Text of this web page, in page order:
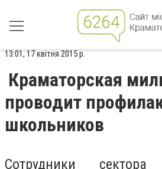
13:01, 17 квітня 2015 р.
Краматорская
проводит
школьников
Сотрудники сектора